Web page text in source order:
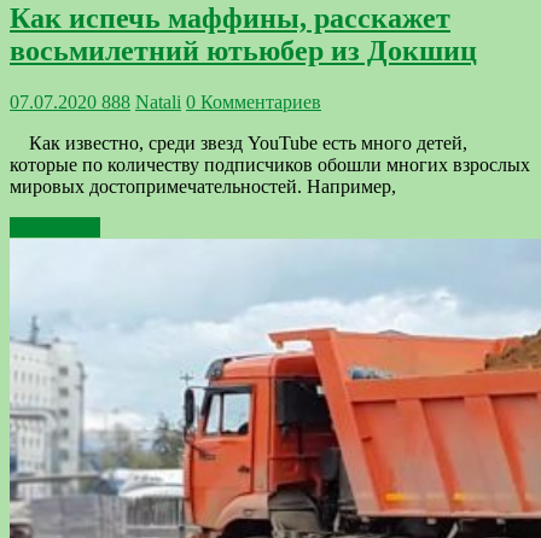
Как испечь маффины, расскажет
восьмилетний ютьюбер из Докшиц
07.07.2020 888 Natali 0 Комментариев
Как известно, среди звезд YouTube есть много детей,
которые по количеству подписчиков обошли многих взрослых
мировых достопримечательностей. Например,